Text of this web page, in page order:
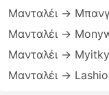
Μανταλέι →
Μανταλέι →
Μανταλέι →
Μανταλέι → Lashio